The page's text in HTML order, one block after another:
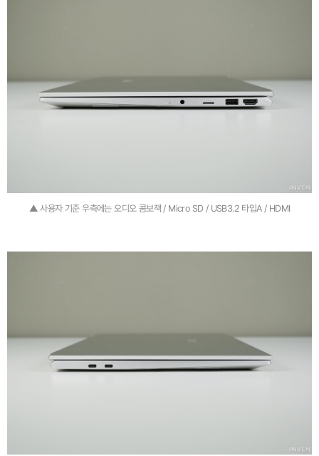
▲ 사용자 기준 우측에는 오디오 콤보잭 / Micro SD / USB3.2 타입A / HDMI